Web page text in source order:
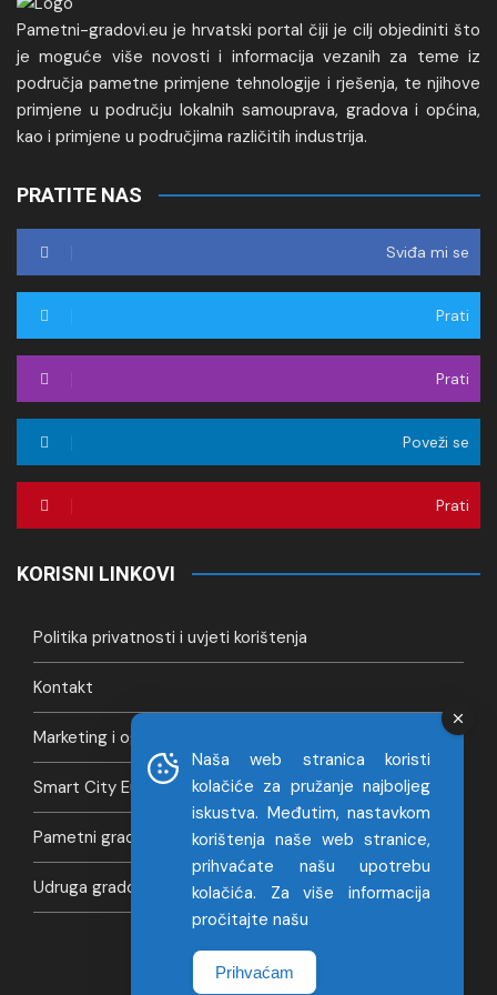
Pametni-gradovi.eu je hrvatski portal čiji je cilj objediniti što
je moguće više novosti i informacija vezanih za teme iz
područja pametne primjene tehnologije i rješenja, te njihove
primjene u području lokalnih samouprava, gradova i općina,
kao i primjene u područjima različitih industrija.
PRATITE NAS
Sviđa mi se
Prati
Prati
Poveži se
Prati
KORISNI LINKOVI
Politika privatnosti i uvjeti korištenja
Kontakt
Marketing i oglašavanje
Smart City Europa
Pametni gradovi Hrvatska
Udruga gradova
Naša web stranica koristi
kolačiće za pružanje najboljeg
iskustva. Međutim, nastavkom
korištenja naše web stranice,
prihvaćate našu upotrebu
kolačića. Za više informacija
pročitajte našu
Prihvaćam